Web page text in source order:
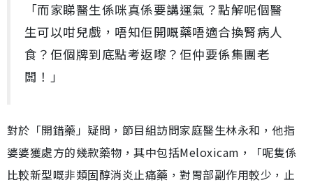
「而家睇醫生係咪真係要講運氣？點解呢個醫
生可以咁兒戲，唔知佢開嘅藥唔適合換腎病人
食？佢個牌到底點考返嚟？佢仲要係集團老
闆！」
對於「開錯藥」疑問，節目組訪問家庭醫生林永和，他指
婆婆獲處方的幾款藥物，其中包括Meloxicam，「呢隻係
比較新型嘅非類固醇消炎止痛藥，對胃部副作用較少，止